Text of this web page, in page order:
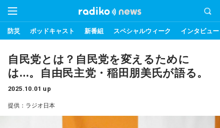
防災 ポッドキャスト 新番組 スペシャルウィーク インタビュー
自民党とは？自民党を変えるために
は…。自由民主党・稲田朋美氏が語る。
2025.10.01 up
提供：ラジオ日本